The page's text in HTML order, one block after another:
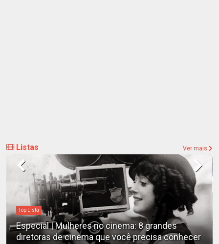
Listas Ver mais
Top Lista
Especial | Mulheres no cinema: 8 grandes
diretoras de cinema que você precisa conhecer